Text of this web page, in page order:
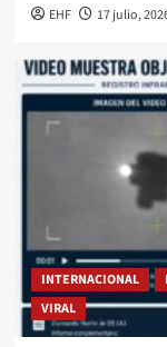
EHF 17 julio,
INTERNACIONAL
VIRAL